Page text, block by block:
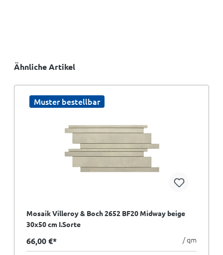
Ähnliche Artikel
Muster bestellbar
Mosaik Villeroy & Boch 2652 BF20 Midway beige
30x50 cm I.Sorte
66,00 €* / qm